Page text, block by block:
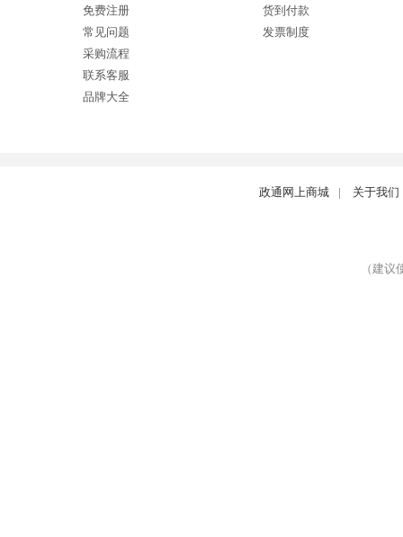
免费注册
常见问题
采购流程
联系客服
品牌大全
货到付款
发票制度
政通网上商城 | 关于我们
（建